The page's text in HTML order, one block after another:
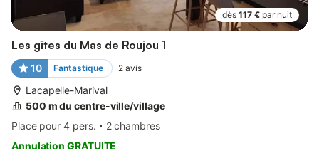
dès 117 € par nuit
Les gîtes du Mas de Roujou 1
10 Fantastique 2 avis
Lacapelle-Marival
500 m du centre-ville/village
Place pour 4 pers.
2 chambres
Annulation GRATUITE